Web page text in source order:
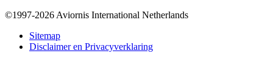
Bottom
©1997-2026 Aviornis International Netherlands
Sitemap
Disclaimer en Privacyverklaring